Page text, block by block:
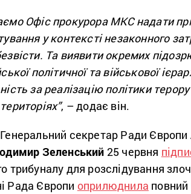
Офіс прокурора МКС надати
у контексті незаконного
Та виявити окремих
політичної та військової
за реалізацію політики
, – додає він.
секретар Ради Європи
Зеленський 25 червня
трибуналу для розслідування
Рада Європи оприлюднила повний